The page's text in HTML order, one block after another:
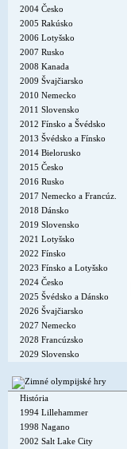
2004 Česko
2005 Rakúsko
2006 Lotyšsko
2007 Rusko
2008 Kanada
2009 Švajčiarsko
2010 Nemecko
2011 Slovensko
2012 Fínsko a Švédsko
2013 Švédsko a Fínsko
2014 Bielorusko
2015 Česko
2016 Rusko
2017 Nemecko a Francúz.
2018 Dánsko
2019 Slovensko
2021 Lotyšsko
2022 Fínsko
2023 Fínsko a Lotyšsko
2024 Česko
2025 Švédsko a Dánsko
2026 Švajčiarsko
2027 Nemecko
2028 Francúzsko
2029 Slovensko
História
1994 Lillehammer
1998 Nagano
2002 Salt Lake City